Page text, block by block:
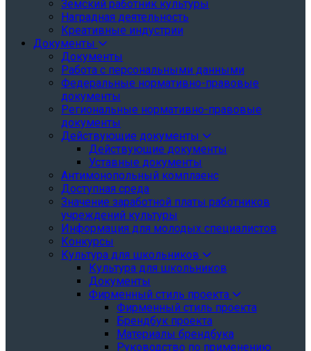
Земский работник культуры
Наградная деятельность
Креативные индустрии
Документы
Документы
Работа с персональными данными
Федеральные нормативно-правовые
документы
Региональные нормативно-правовые
документы
Действующие документы
Действующие документы
Уставные документы
Антимонопольный комплаенс
Доступная среда
Значение заработной платы работников
учреждений культуры
Информация для молодых специалистов
Конкурсы
Культура для школьников
Культура для школьников
Документы
Фирменный стиль проекта
Фирменный стиль проекта
Брендбук проекта
Материалы брендбука
Руководство по применению